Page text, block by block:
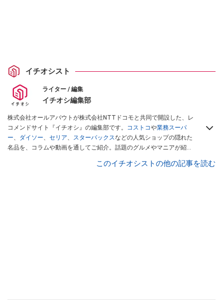
イチオシスト
ライター / 編集
イチオシ編集部
株式会社オールアバウトが株式会社NTTドコモと共同で開設した、レ
コメンドサイト『イチオシ』の編集部です。 コストコや業務スーパ
ー、 ダイソー、 セリア、 スターバックスなどの人気ショップの隠れた
名品を、コラムや動画を通してご紹介。話題のグルメやマニアが紹介
インフルエンサーが実際に使用してレビューしています。毎日トレン
このイチオシストの他の記事を読む